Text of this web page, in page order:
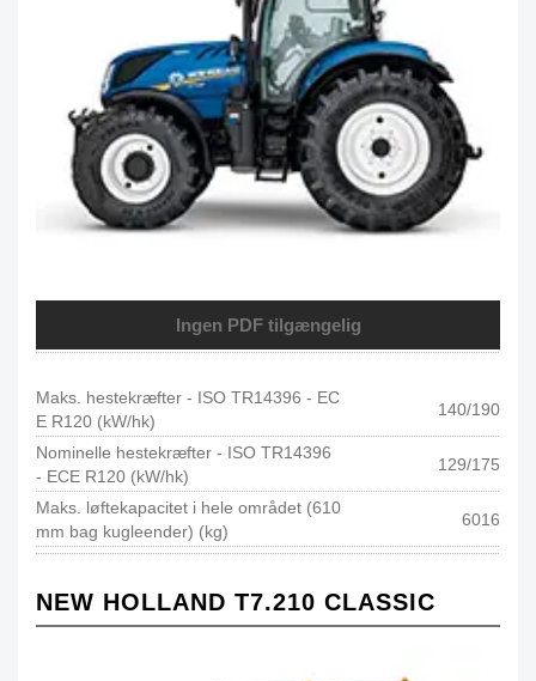
Ingen PDF tilgængelig
Maks. hestekræfter - ISO TR14396 - EC
E R120 (kW/hk)
140/190
Nominelle hestekræfter - ISO TR14396
- ECE R120 (kW/hk)
129/175
Maks. løftekapacitet i hele området (610
mm bag kugleender) (kg)
6016
NEW HOLLAND T7.210 CLASSIC